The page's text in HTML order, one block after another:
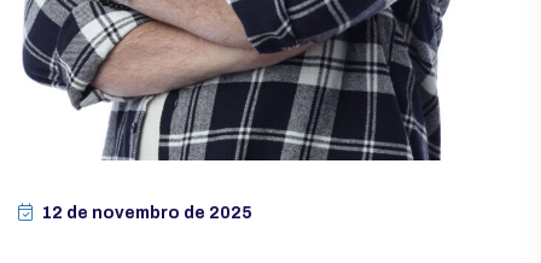
12 de novembro de 2025